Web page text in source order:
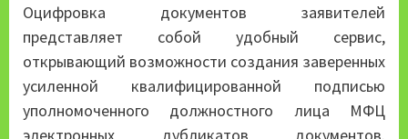
Оцифровка документов заявителей
представляет собой удобный сервис,
открывающий возможности создания заверенных
усиленной квалифицированной подписью
уполномоченного должностного лица МФЦ